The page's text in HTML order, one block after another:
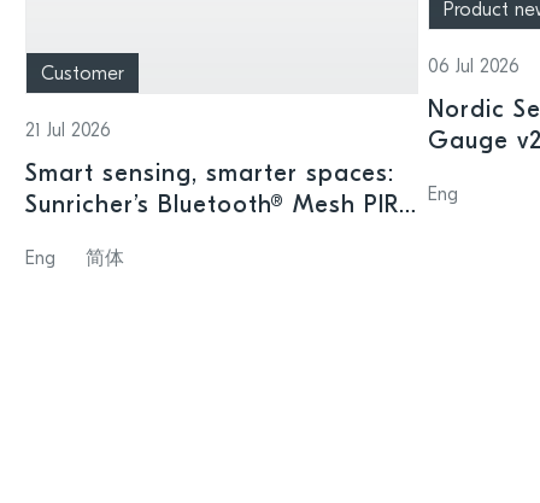
Customer
21 Jul 2026
Smart sensing, smarter spaces:
Sunricher’s Bluetooth® Mesh PIR
SoC
Eng 简体
Product
06 Jul 2026
Nordic
Gauge
Eng